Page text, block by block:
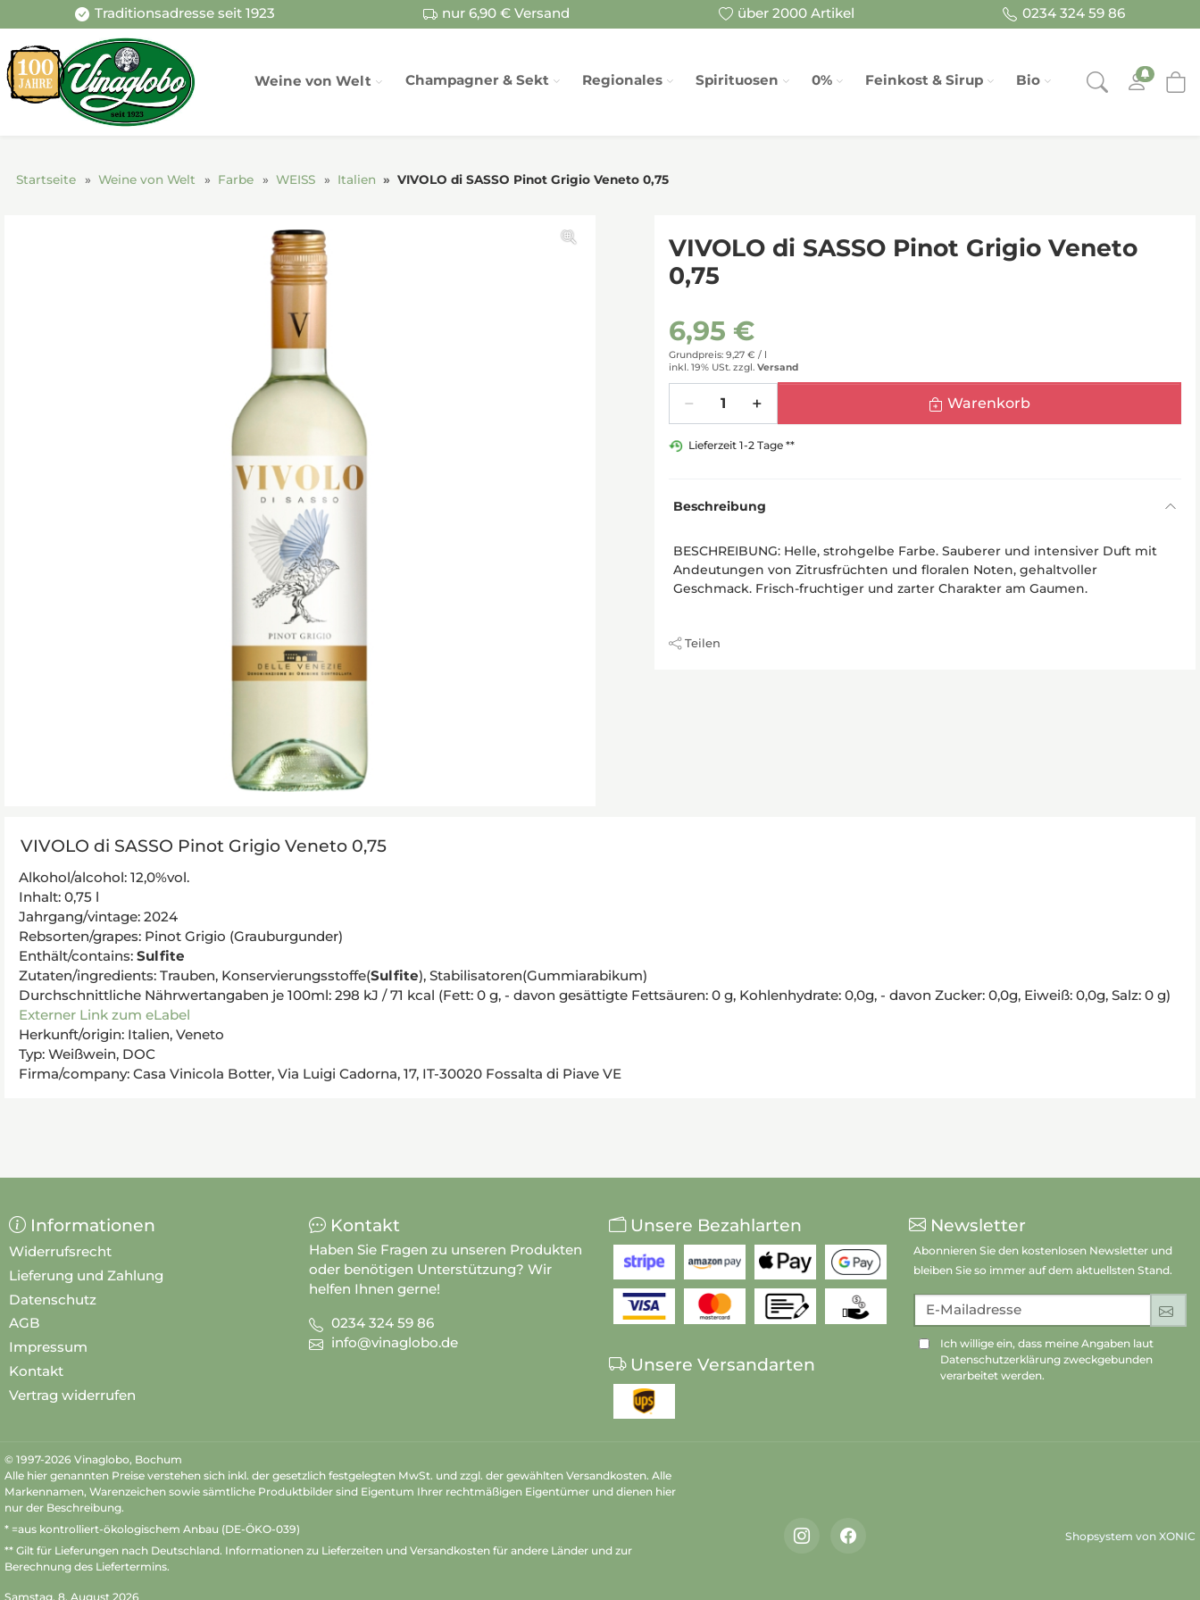
Traditionsadresse seit 1923 nur 6,90 € Versand über 2000 Artikel 0234 324 59 86
Weine von Welt Champagner & Sekt Regionales Spirituosen 0% Feinkost & Sirup Bio
Startseite Weine von Welt Farbe WEISS Italien VIVOLO di SASSO Pinot Grigio Veneto 0,75
VIVOLO di SASSO Pinot Grigio Veneto
0,75
6,95 €
Grundpreis: 9,27 € / l
inkl. 19% USt. zzgl. Versand
Warenkorb
Lieferzeit 1-2 Tage **
Beschreibung
BESCHREIBUNG: Helle, strohgelbe Farbe. Sauberer und intensiver Duft mit
Andeutungen von Zitrusfrüchten und floralen Noten, gehaltvoller
Geschmack. Frisch-fruchtiger und zarter Charakter am Gaumen.
Teilen
VIVOLO di SASSO Pinot Grigio Veneto 0,75
Alkohol/alcohol: 12,0%vol.
Inhalt: 0,75 l
Jahrgang/vintage: 2024
Rebsorten/grapes: Pinot Grigio (Grauburgunder)
Enthält/contains: Sulfite
Zutaten/ingredients: Trauben, Konservierungsstoffe(Sulfite), Stabilisatoren(Gummiarabikum)
Durchschnittliche Nährwertangaben je 100ml: 298 kJ / 71 kcal (Fett: 0 g, - davon gesättigte Fettsäuren: 0 g, Kohlenhydrate: 0,0g, - davon Zucker: 0,0g, Eiweiß: 0,0g, Salz: 0 g)
Externer Link zum eLabel
Herkunft/origin: Italien, Veneto
Typ: Weißwein, DOC
Firma/company: Casa Vinicola Botter, Via Luigi Cadorna, 17, IT-30020 Fossalta di Piave VE
Informationen
Widerrufsrecht
Lieferung und Zahlung
Datenschutz
AGB
Impressum
Kontakt
Vertrag widerrufen
Kontakt
Haben Sie Fragen zu unseren Produkten
oder benötigen Unterstützung? Wir
helfen Ihnen gerne!
0234 324 59 86
info@vinaglobo.de
Unsere Bezahlarten
Unsere Versandarten
Newsletter
Abonnieren Sie den kostenlosen Newsletter und
bleiben Sie so immer auf dem aktuellsten Stand.
E-Mailadresse
Ich willige ein, dass meine Angaben laut
Datenschutzerklärung zweckgebunden
verarbeitet werden.
© 1997-2026 Vinaglobo, Bochum
Alle hier genannten Preise verstehen sich inkl. der gesetzlich festgelegten MwSt. und zzgl. der gewählten Versandkosten. Alle
Markennamen, Warenzeichen sowie sämtliche Produktbilder sind Eigentum Ihrer rechtmäßigen Eigentümer und dienen hier
nur der Beschreibung.
* =aus kontrolliert-ökologischem Anbau (DE-ÖKO-039)
** Gilt für Lieferungen nach Deutschland. Informationen zu Lieferzeiten und Versandkosten für andere Länder und zur
Berechnung des Liefertermins.
Samstag, 8. August 2026
InstagramFacebook Shopsystem von XONIC